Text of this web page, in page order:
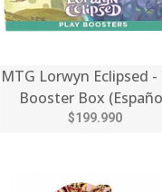
MTG Lorwyn Eclipsed -
Booster Box
$199.990